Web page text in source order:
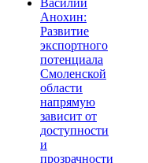
Василий
Анохин:
Развитие
экспортного
потенциала
Смоленской
области
напрямую
зависит от
доступности
и
прозрачности